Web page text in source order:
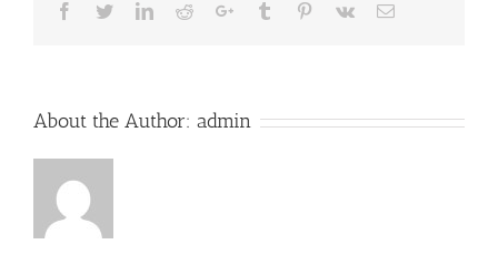
весільні
брючні
Facebook
TwitterLinkedIn
RedditGoogle+Tumblr Pinterest
Vk Email
About the Author: admin